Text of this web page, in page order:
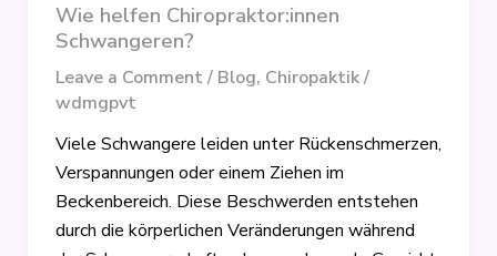
Wie helfen Chiropraktor:innen
Schwangeren?
Leave a Comment/ Blog, Chiropaktik/
wdmgpvt
Viele Schwangere leiden unter Rückenschmerzen,
Verspannungen oder einem Ziehen im
Beckenbereich. Diese Beschwerden entstehen
durch die körperlichen Veränderungen während